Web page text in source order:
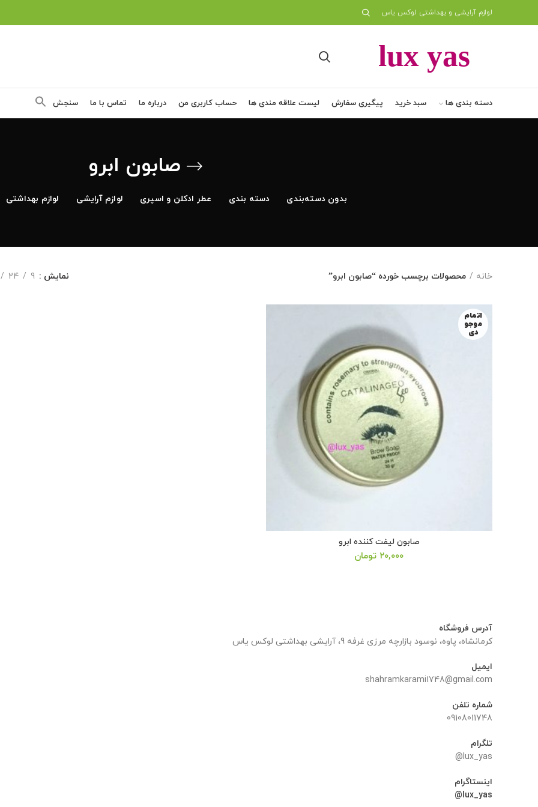
لوازم آرایشی و بهداشتی لوکس یاس
دسته بندی ها سبد خرید پیگیری سفارش لیست علاقه مندی ها حساب کاربری من درباره ما تماس با ما سنجش
صابون ابرو
بدون دسته‌بندی دسته بندی عطر ادکلن و اسپری لوازم آرایشی لوازم بهداشتی
خانه محصولات برچسب خورده “صابون ابرو” نمایش 9
24
اتمام
موجو
دی
صابون لیفت کننده ابرو
۲۰,۰۰۰ تومان
آدرس فروشگاه
کرمانشاه، پاوه، نوسود بازارچه مرزی غرفه 9، آرایشی بهداشتی لوکس یاس
ایمیل
shahramkarami1748@gmail.com
شماره تلفن
09108011748
تلگرام
lux_yas@
اینستاگرام
lux_yas@